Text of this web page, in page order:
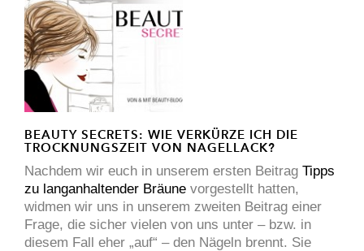
BEAUTY SECRETS: WIE VERKÜRZE ICH DIE
TROCKNUNGSZEIT VON NAGELLACK?
Nachdem wir euch in unserem ersten Beitrag Tipps
zu langanhaltender Bräune vorgestellt hatten,
widmen wir uns in unserem zweiten Beitrag einer
Frage, die sicher vielen von uns unter – bzw. in
diesem Fall eher „auf“ – den Nägeln brennt. Sie